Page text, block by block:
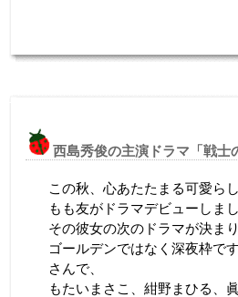
西島秀俊の主演ドラマ「戦士
この秋、心あたたまる可愛ら
もも友がドラマデビューしまし
その彼女の次のドラマが決まり
ゴールデンではなく深夜枠で
さんで、
もたいまさこ、紺野まひる、